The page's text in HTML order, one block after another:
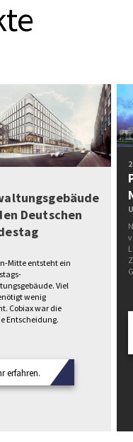
Deutschen
Mitte entsteht ein
Viel
wenig
Cobiax war die
Entscheidung.
erfahren.